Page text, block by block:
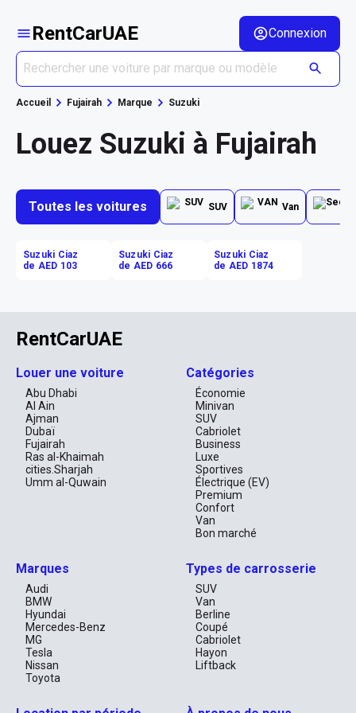
RentCarUAE Connexion
Accueil Fujairah Marque Suzuki
Louez Suzuki à Fujairah
Toutes les voitures SUV Van
Suzuki Ciaz
de AED 103
Suzuki Ciaz
de AED 666
Suzuki Ciaz
de AED 1874
RentCarUAE
Louer une voiture
Abu Dhabi
Al Ain
Ajman
Dubaï
Fujairah
Ras al-Khaimah
cities.Sharjah
Umm al-Quwain
Catégories
Économie
Minivan
SUV
Cabriolet
Business
Luxe
Sportives
Électrique (EV)
Premium
Confort
Van
Bon marché
Marques
Audi
BMW
Hyundai
Mercedes-Benz
MG
Tesla
Nissan
Toyota
Types de carrosserie
SUV
Van
Berline
Coupé
Cabriolet
Hayon
Liftback